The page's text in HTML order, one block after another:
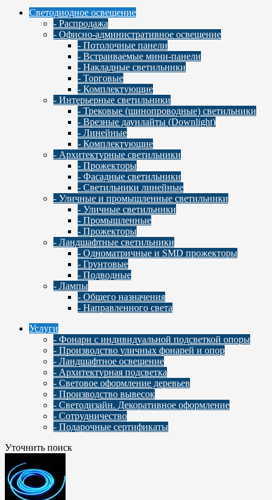
Светодиодное освещение
- Распродажа
- Офисно-административное освещение
- Потолочные панели
- Встраиваемые мини-панели
- Накладные светильники
- Торговые
- Комплектующие
- Интерьерные светильники
- Трековые (шинопроводные) светильники
- Врезные даунлайты (Downlight)
- Линейные
- Комплектующие
- Архитектурные светильники
- Прожекторы
- Фасадные светильники
- Светильники линейные
- Уличные и промышленные светильники
- Уличные светильники
- Промышленные
- Прожекторы
- Ландшафтные светильники
- Одноматричные и SMD прожекторы
- Грунтовые
- Подводные
- Лампы
- Общего назначения
- Направленного света
Услуги
- Фонари с индивидуальной подсветкой опоры
- Производство уличных фонарей и опор
- Ландшафтное освещение
- Архитектурная подсветка
- Световое оформление деревьев
- Производство вывесок
- Светодизайн. Декоративное оформление
- Сотрудничество
- Подарочные сертификаты
Уточнить поиск